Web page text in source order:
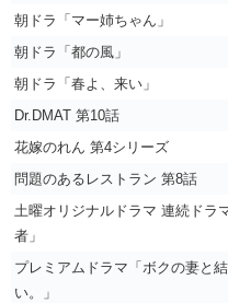
朝ドラ「マー姉ちゃん」
朝ドラ「都の風」
朝ドラ「春よ、来い」
Dr.DMAT 第10話
花嫁のれん 第4シリーズ
問題のあるレストラン 第8話
土曜オリジナルドラマ 連続ドラ
者」
プレミアムドラマ「ボクの妻と
い。」